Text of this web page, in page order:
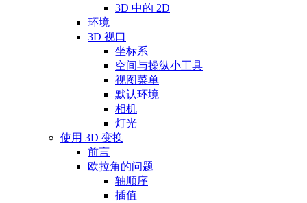
3D 中的 2D
环境
3D 视口
坐标系
空间与操纵小工具
视图菜单
默认环境
相机
灯光
使用 3D 变换
前言
欧拉角的问题
轴顺序
插值